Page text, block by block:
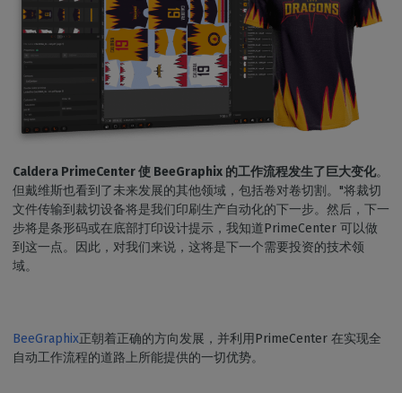
Caldera PrimeCenter 使 BeeGraphix 的工作流程发生了巨大变化。
但戴维斯也看到了未来发展的其他领域，包括卷对卷切割。"将裁切
文件传输到裁切设备将是我们印刷生产自动化的下一步。然后，下一
步将是条形码或在底部打印设计提示，我知道PrimeCenter 可以做
到这一点。因此，对我们来说，这将是下一个需要投资的技术领
域。
BeeGraphix正朝着正确的方向发展，并利用PrimeCenter 在实现全
自动工作流程的道路上所能提供的一切优势。